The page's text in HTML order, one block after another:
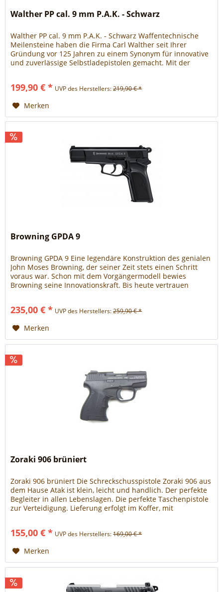
Walther PP cal. 9 mm P.A.K. - Schwarz
Walther PP cal. 9 mm P.A.K. - Schwarz Waffentechnische
Meilensteine haben die Firma Carl Walther seit Ihrer
Gründung vor 125 Jahren zu einem Synonym für innovative
und zuverlässige Selbstladepistolen gemacht. Mit der
Waffenkonstrukteur, eine zuverlässige funktionierende...
199,90 € * UVP des Herstellers:219,90 € *
Merken
Browning GPDA 9
Browning GPDA 9 Eine legendäre Konstruktion des genialen
John Moses Browning, der seiner Zeit stets einen Schritt
voraus war. Schon mit dem Vorgängermodell bewies
Browning seine Innovationskraft. Bis heute vertrauen
eine legendäre Browning gehört, ist die GPDA 9...
235,00 € * UVP des Herstellers:259,90 € *
Merken
Zoraki 906 brüniert
Zoraki 906 brüniert Die Schreckschusspistole Zoraki 906 aus
dem Hause Atak ist klein, leicht und handlich. Der perfekte
Begleiter in allen Lebenslagen. Die perfekte Taschenpistole
zur Verteidigung. Lieferung erfolgt im Koffer, mit
stahlverstärkte Funktionsteile - unkompliziert zerlegbar....
155,00 € * UVP des Herstellers:169,00 € *
Merken